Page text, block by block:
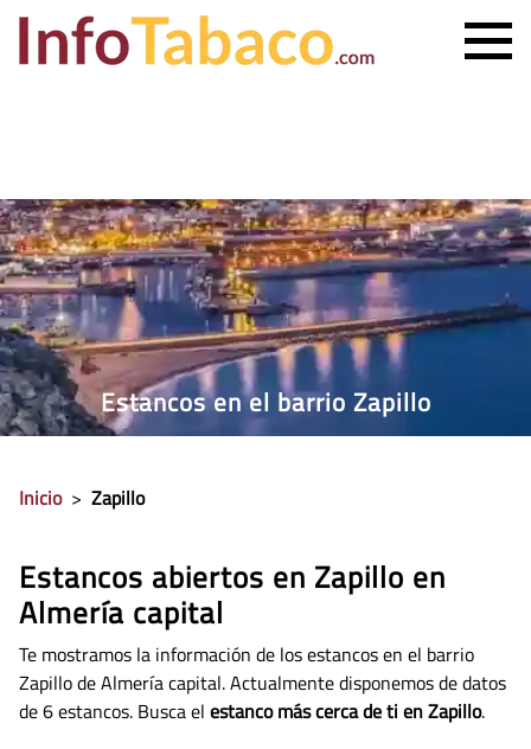
ESTANCO MÁS CERCANO
CONTACTO
Estancos en el barrio Zapillo
Inicio > Zapillo
Estancos abiertos en Zapillo en
Almería capital
Te mostramos la información de los estancos en el barrio
Zapillo de Almería capital. Actualmente disponemos de datos
de6 estancos. Busca el estanco más cerca de ti en Zapillo.